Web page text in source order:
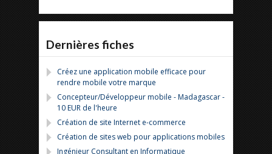
Dernières fiches
Créez une application mobile efficace pour
rendre mobile votre marque
Concepteur/Développeur mobile - Madagascar -
10 EUR de l'heure
Création de site Internet e-commerce
Création de sites web pour applications mobiles
Ingénieur Consultant en Informatique